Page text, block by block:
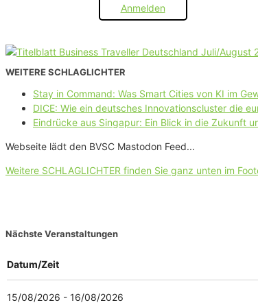
Anmelden
WEITERE SCHLAGLICHTER
Stay in Command: Was Smart Cities von KI im
DICE: Wie ein deutsches Innovationscluster die
Eindrücke aus Singapur: Ein Blick in die Zukunft
Webseite lädt den BVSC Mastodon Feed...
Weitere SCHLAGLICHTER finden Sie ganz unten im
Nächste Veranstaltungen
Datum/Zeit
15/08/2026 - 16/08/2026